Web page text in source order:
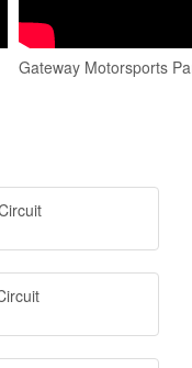
Gateway Motorsports